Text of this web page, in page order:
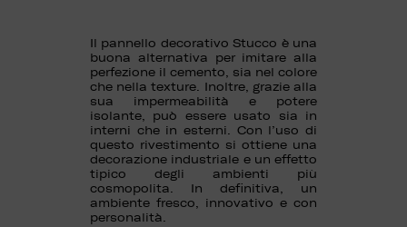
Il pannello decorativo Stucco è una
buona alternativa per imitare alla
perfezione il cemento, sia nel colore
che nella texture. Inoltre, grazie alla
sua impermeabilità e potere
isolante, può essere usato sia in
interni che in esterni. Con l’uso di
questo rivestimento si ottiene una
decorazione industriale e un effetto
tipico degli ambienti più
cosmopolita. In definitiva, un
ambiente fresco, innovativo e con
personalità.